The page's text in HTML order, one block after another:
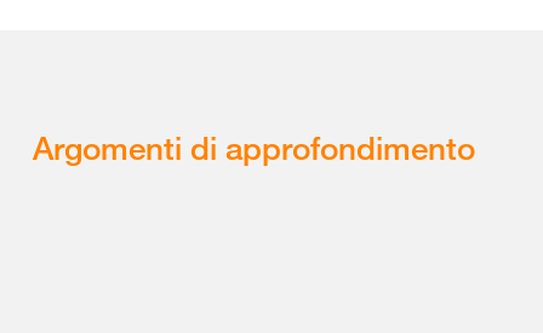
Argomenti di approfondimento